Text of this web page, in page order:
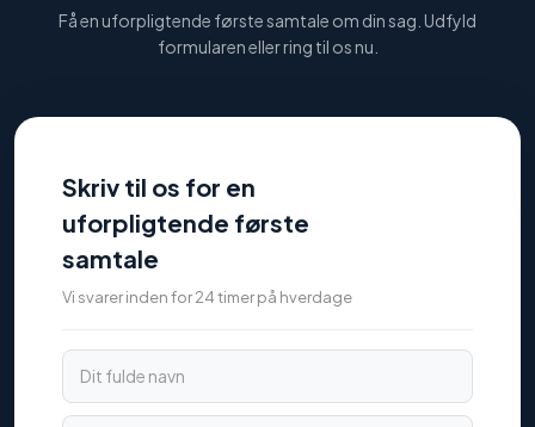
Få en uforpligtende første samtale om din sag. Udfyld
formularen eller ring til os nu.
Skriv til os for en
uforpligtende første
samtale
Vi svarer inden for 24 timer på hverdage
Dit fulde navn